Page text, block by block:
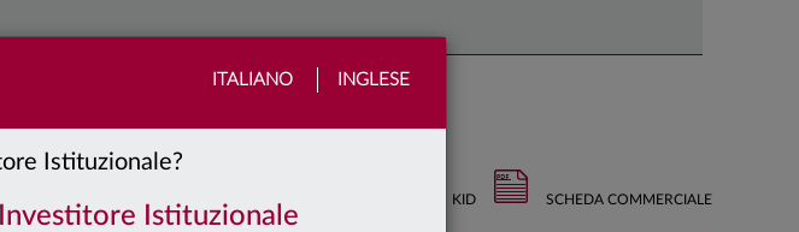
ITALIANO INGLESE
Istituzionale?
Istituzionale
SCHEDA COMMERCIALE
KID